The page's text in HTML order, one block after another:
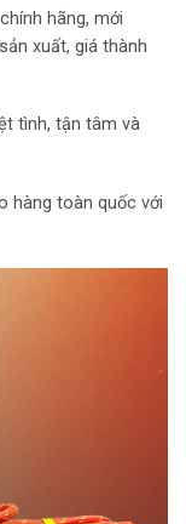
hãng, mới
xuất, giá thành
tình, tận tâm và
hàng toàn quốc với